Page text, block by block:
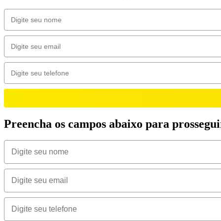
Preencha os campos abaixo para